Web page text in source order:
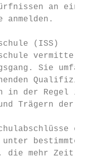
an
anmelden.
(ISS)
vermittelt
Sie
in der Regel in
Trägern der
bestimmten
die mehr Zeit